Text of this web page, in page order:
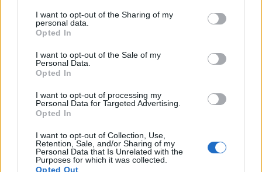
I want to opt-out of the Sharing of my
personal data.
Opted In
I want to opt-out of the Sale of my
Personal Data.
Opted In
I want to opt-out of processing my
Personal Data for Targeted Advertising.
Opted In
I want to opt-out of Collection, Use,
Retention, Sale, and/or Sharing of my
Personal Data that Is Unrelated with the
Purposes for which it was collected.
Opted Out